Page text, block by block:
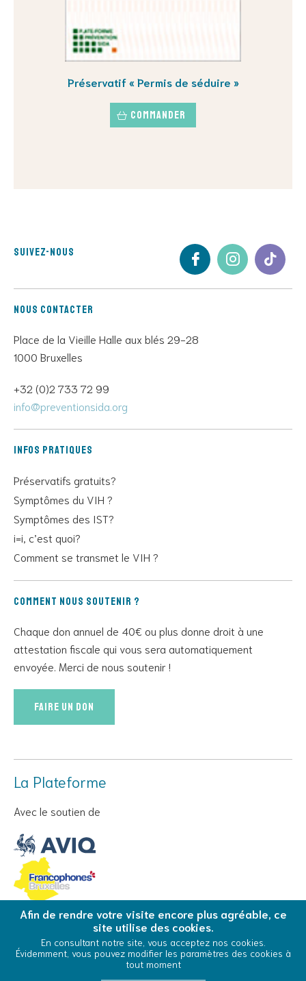
Préservatif « Permis de séduire »
Commander
Suivez-nous
Nous contacter
Place de la Vieille Halle aux blés 29-28
1000 Bruxelles
+32 (0)2 733 72 99
info@preventionsida.org
Infos pratiques
Préservatifs gratuits?
Symptômes du VIH ?
Symptômes des IST?
i=i, c’est quoi?
Comment se transmet le VIH ?
Comment nous soutenir ?
Chaque don annuel de 40€ ou plus donne droit à une
attestation fiscale qui vous sera automatiquement
envoyée. Merci de nous soutenir !
Faire un don
La Plateforme
Avec le soutien de
© Copyright 2026 La Plateforme - Tous droits réservés
Conditions Générales d’Utilisation
Cookies
Afin de rendre votre visite encore plus agréable, ce
site utilise des cookies.
En consultant notre site, vous acceptez nos cookies.
Évidemment, vous pouvez modifier les paramètres des cookies à
tout moment